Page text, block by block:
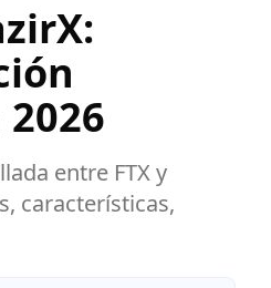
:
2026
entre FTXy
características,